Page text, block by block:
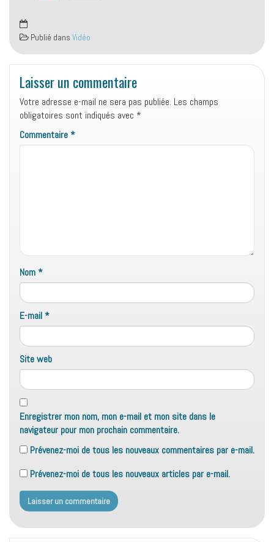
Publié dans Vidéo
Laisser un commentaire
Votre adresse e-mail ne sera pas publiée. Les champs
obligatoires sont indiqués avec *
Commentaire*
Nom*
E-mail*
Site web
Enregistrer mon nom, mon e-mail et mon site dans le
navigateur pour mon prochain commentaire.
Prévenez-moi de tous les nouveaux commentaires par e-mail.
Prévenez-moi de tous les nouveaux articles par e-mail.